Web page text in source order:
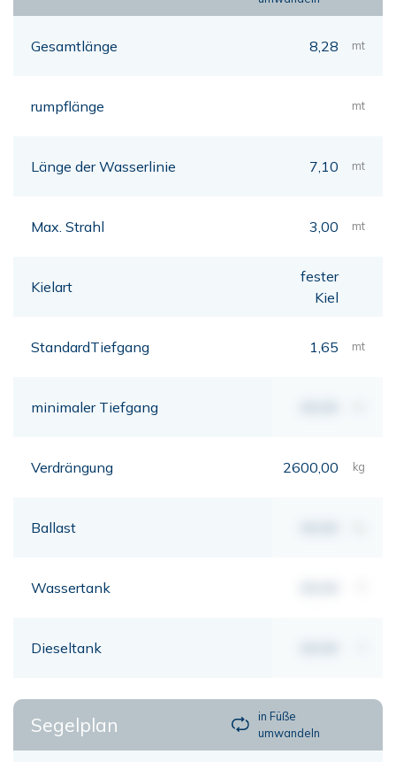
Gesamtlänge 8,28 mt
rumpflänge mt
Länge der Wasserlinie 7,10 mt
Max. Strahl 3,00 mt
Kielart
fester
Kiel
StandardTiefgang 1,65 mt
minimaler Tiefgang
Verdrängung 2600,00 kg
Ballast
Wassertank
Dieseltank
Segelplan
in Füße
umwandeln